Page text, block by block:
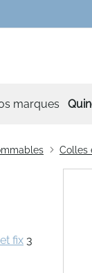
marques
Colles
fix 3